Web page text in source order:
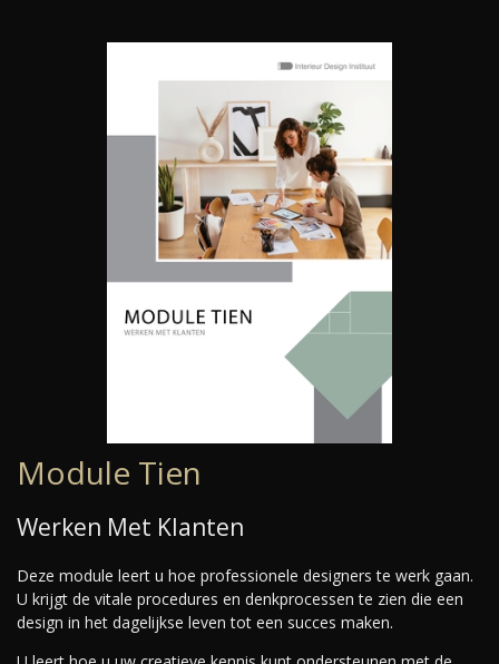
Module Tien
Werken Met Klanten
Deze module leert u hoe professionele designers te werk gaan.
U krijgt de vitale procedures en denkprocessen te zien die een
design in het dagelijkse leven tot een succes maken.